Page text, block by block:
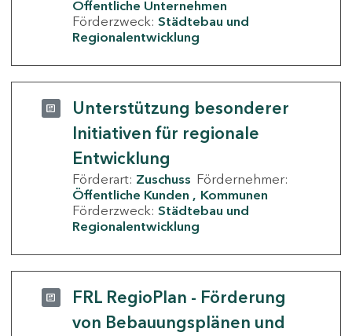
Öffentliche Unternehmen
Förderzweck: Städtebau und
Regionalentwicklung
Unterstützung besonderer
Initiativen für regionale
Entwicklung
Förderart: Zuschuss Fördernehmer:
Öffentliche Kunden
Kommunen
Förderzweck: Städtebau und
Regionalentwicklung
FRL RegioPlan - Förderung
von Bebauungsplänen und